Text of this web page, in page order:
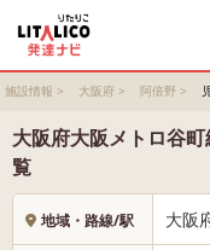
施設情報 > 大阪府 > 阿倍野 >
大阪府大阪メトロ谷
覧
地域・路線/駅 大阪